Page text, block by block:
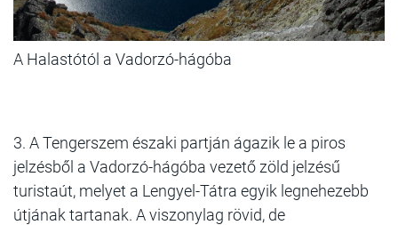
A Halastótól a Vadorzó-hágóba
3. A Tengerszem északi partján ágazik le a piros
jelzésből a Vadorzó-hágóba vezető zöld jelzésű
turistaút, melyet a Lengyel-Tátra egyik legnehezebb
útjának tartanak. A viszonylag rövid, de